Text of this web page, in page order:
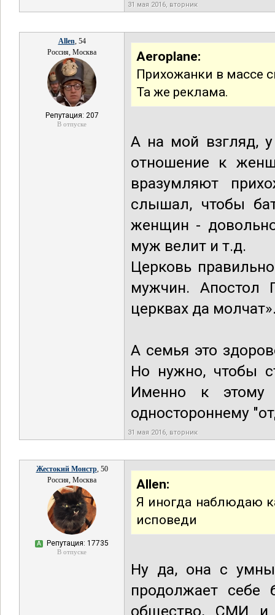
31 мая 2016, вторник
Allen, 54
Россия, Москва
Репутация: 207
В отпуске
Aeroplane:
Прихожанки в массе
Та же реклама.
А на мой взгляд,
отношение к
вразумляют
слышал, чтобы
женщин -
муж велит и т.д.
Церковь
мужчин. Апостол
церквах да
А семья это
Но нужно, чтобы
Именно к
одностороннему
31 мая 2016, вторник
Жестокий Монстр, 50
Россия, Москва
А Репутация: 17735
В отпуске
Allen:
Я иногда наблюдаю
исповеди
Ну да, она с
продолжает себе
общество, СМИ и